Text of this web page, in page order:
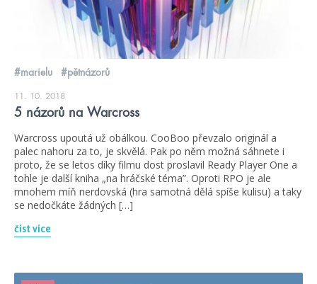
#marielu #pětnázorů
11. 10. 2018
5 názorů na Warcross
Warcross upoutá už obálkou. CooBoo převzalo originál a
palec nahoru za to, je skvělá. Pak po něm možná sáhnete i
proto, že se letos díky filmu dost proslavil Ready Player One a
tohle je další kniha „na hráčské téma”. Oproti RPO je ale
mnohem míň nerdovská (hra samotná dělá spíše kulisu) a taky
se nedočkáte žádných […]
číst více